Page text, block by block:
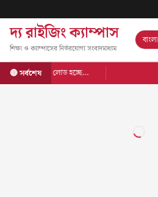
দ্য রাইজিং ক্যাম্পাস
শিক্ষা ও ক্যাম্পাসের নির্ভরযোগ্য সংবাদমাধ্যম
বাংলা
🔴 সর্বশেষ লোড হচ্ছে…